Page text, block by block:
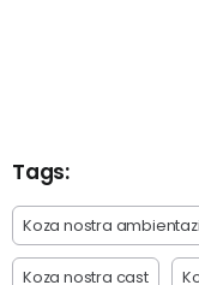
Tags:
Koza nostra
Koza nostra cast